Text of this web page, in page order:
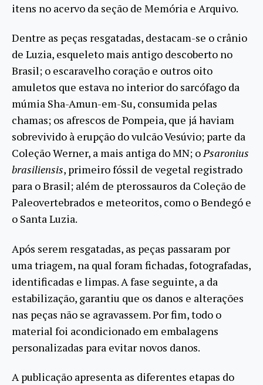
itens no acervo da seção de Memória e Arquivo.
Dentre as peças resgatadas, destacam-se o crânio
de Luzia, esqueleto mais antigo descoberto no
Brasil; o escaravelho coração e outros oito
amuletos que estava no interior do sarcófago da
múmia Sha-Amun-em-Su, consumida pelas
chamas; os afrescos de Pompeia, que já haviam
sobrevivido à erupção do vulcão Vesúvio; parte da
Coleção Werner, a mais antiga do MN; oPsaronius
brasiliensis, primeiro fóssil de vegetal registrado
para o Brasil; além de pterossauros da Coleção de
Paleovertebrados e meteoritos, como o Bendegó e
o Santa Luzia.
Após serem resgatadas, as peças passaram por
uma triagem, na qual foram fichadas, fotografadas,
identificadas e limpas. A fase seguinte, a da
estabilização, garantiu que os danos e alterações
nas peças não se agravassem. Por fim, todo o
material foi acondicionado em embalagens
personalizadas para evitar novos danos.
A publicação apresenta as diferentes etapas do